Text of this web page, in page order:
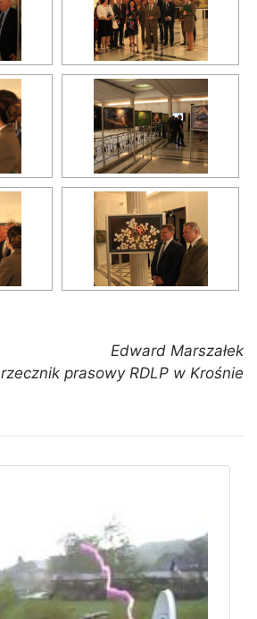
Edward Marszałek
rzecznik prasowy RDLP w Krośnie